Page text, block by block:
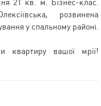
21 кв. м. Бізнес-клас.
розвинена
у спальному районі.
квартиру вашої мрії!